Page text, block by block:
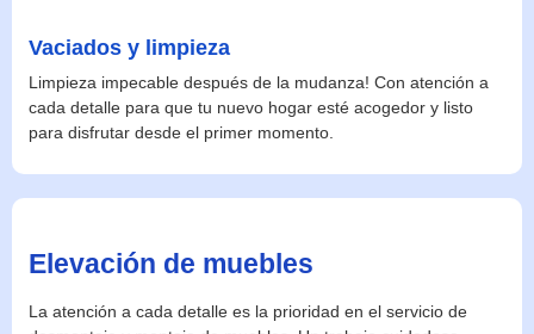
Vaciados y limpieza
Limpieza impecable después de la mudanza! Con atención a
cada detalle para que tu nuevo hogar esté acogedor y listo
para disfrutar desde el primer momento.
Elevación de muebles
La atención a cada detalle es la prioridad en el servicio de